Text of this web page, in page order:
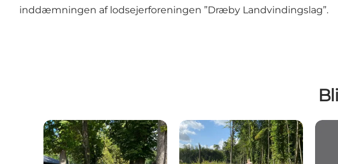
inddæmningen af lodsejerforeningen ”Dræby Landvindingslag”.